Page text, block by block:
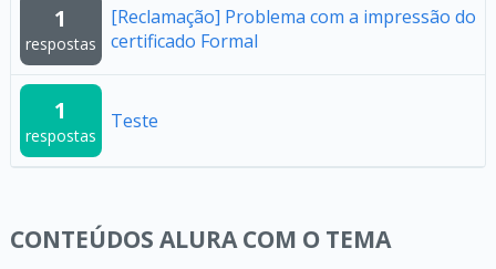
1
respostas
[Reclamação] Problema com a impressão do
certificado Formal
1
respostas
Teste
CONTEÚDOS ALURA COM O TEMA